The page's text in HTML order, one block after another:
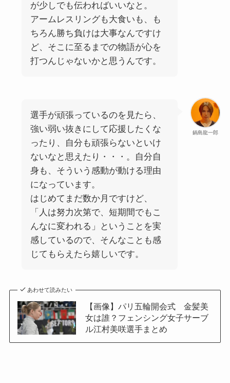
が少しでも伝わればいいなと。
アームレスリングも大食いも、も
ちろん勝ち負けは大事なんですけ
ど、そこに至るまでの物語が心を
打つんじゃないかと思うんです。
鍋島龍一郎
選手が頑張っているのを見たら、
強い弱い抜きにして応援したくな
ったり、自分も頑張らないといけ
ないなと思えたり・・・。自分自
身も、そういう感動が動ける理由
になっています。
はじめてまだ数か月ですけど、
「人は努力次第で、短期間でもこ
んなに変われる」ということを実
感しているので、そんなことも感
じてもらえたら嬉しいです。
あわせて読みたい
【画像】パリ五輪開会式 金髪美
女は誰？フェンシング女子サーブ
ル江村美咲選手まとめ